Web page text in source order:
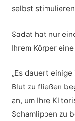
selbst
Sadat hat nur
Ihrem Körper
„Es dauert
Blut zu fließen
an, um Ihre
Schamlippen zu